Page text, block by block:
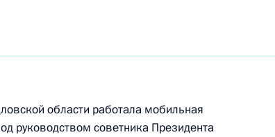
личного приёма в режиме видео-
Российской Федерации Сергеем
Федерации по приёму граждан
области работала мобильная
руководством советника Президента